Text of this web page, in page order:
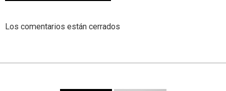
Los comentarios están cerrados